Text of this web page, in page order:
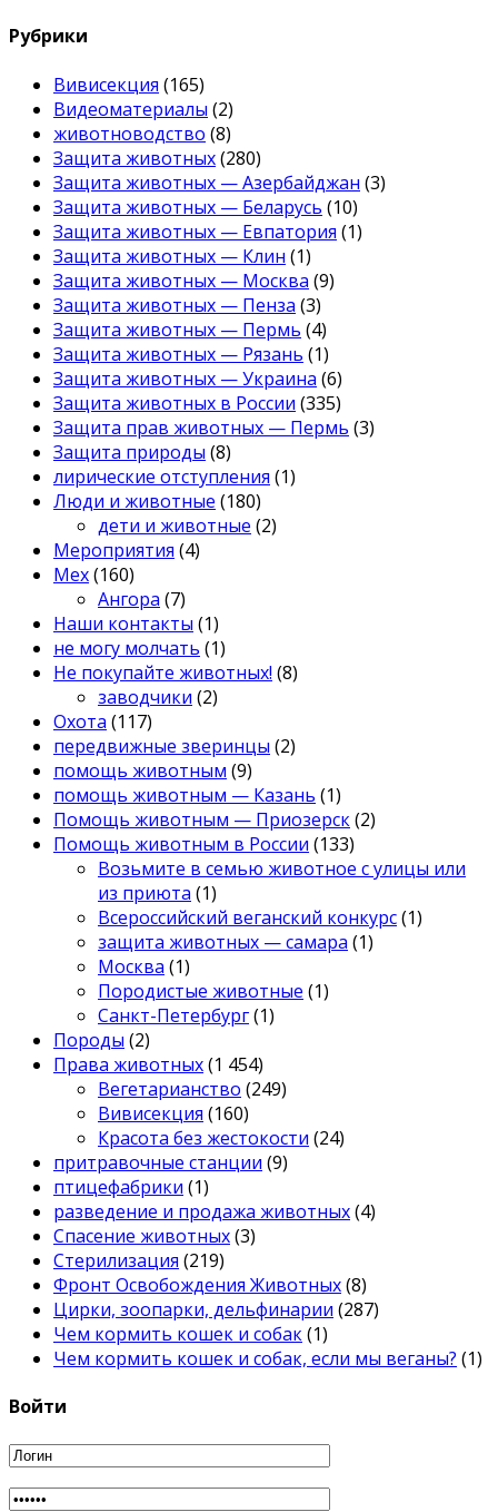
Рубрики
Вивисекция (165)
Видеоматериалы (2)
животноводство (8)
Защита животных(280)
Защита животных — Азербайджан (3)
Защита животных — Беларусь (10)
Защита животных — Евпатория (1)
Защита животных — Клин (1)
Защита животных — Москва (9)
Защита животных — Пенза (3)
Защита животных — Пермь (4)
Защита животных — Рязань (1)
Защита животных — Украина (6)
Защита животных в России (335)
Защита прав животных — Пермь (3)
Защита природы (8)
лирические отступления (1)
Люди и животные (180)
дети и животные (2)
Мероприятия (4)
Мех(160)
Ангора (7)
Наши контакты (1)
не могу молчать (1)
Не покупайте животных! (8)
заводчики (2)
Охота (117)
передвижные зверинцы (2)
помощь животным (9)
помощь животным — Казань (1)
Помощь животным — Приозерск(2)
Помощь животным в России (133)
Возьмите в семью животное с улицы или
из приюта (1)
Всероссийский веганский конкурс(1)
защита животных — самара (1)
Москва (1)
Породистые животные (1)
Санкт-Петербург(1)
Породы (2)
Права животных(1 454)
Вегетарианство (249)
Вивисекция (160)
Красота без жестокости (24)
притравочные станции (9)
птицефабрики (1)
разведение и продажа животных(4)
Спасение животных(3)
Стерилизация (219)
Фронт Освобождения Животных(8)
Цирки, зоопарки, дельфинарии (287)
Чем кормить кошек и собак(1)
Чем кормить кошек и собак, если мы веганы? (1)
Войти